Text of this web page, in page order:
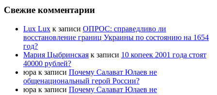
Свежие комментарии
Lux Lux к записи ОПРОС: справедливо ли
восстановление границ Украины по состоянию на 1654
год?
Мария Цыбринская к записи 10 копеек 2001 года стоят
40000 рублей?
юра к записи Почему Салават Юлаев не
общенациональный герой России?
юра к записи Почему Салават Юлаев не